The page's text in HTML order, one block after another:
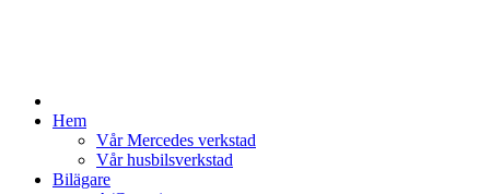
Hem
Vår Mercedes verkstad
Vår husbilsverkstad
Bilägare